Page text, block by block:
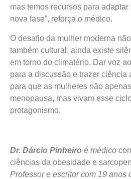
mas temos recursos para
nova fase”, reforça o médico.
O desafio da mulher moderna
também cultural: ainda existe
em torno do climatério. Dar voz
para a discussão e trazer ciência
para que as mulheres não
menopausa, mas vivam esse
protagonismo.
Dr. Dárcio Pinheiro é médico
ciências da obesidade e
Professor e escritor com 19 anos